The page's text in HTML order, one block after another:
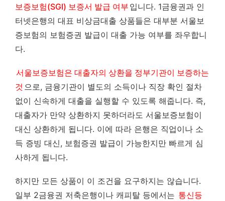
보증보험(SGI) 보증서 발급 여부 입니다. 1금융권과 인
터넷은행의 대표 비상금대출 상품들은 대부분 서울보
증보험의 보험증권 발급이 대출 가능 여부를 좌우합니
다.
서울보증보험은 대출자의 상환을 정부기관이 보증하는
것 으로, 금융기관이 별도의 소득이나 직장 확인 절차
없이 신속하게 대출을 실행할 수 있도록 해줍니다. 즉,
대출자가 만약 상환하지 못하더라도 서울보증보험이
대신 상환하게 됩니다. 이에 따라 은행은 직업이나 소
득 증빙 대신, 보험증권 발급이 가능한지만 빠르게 심
사하게 됩니다.
하지만 모든 상품이 이 조건을 요구하지는 않습니다.
일부 2금융권 저축은행이나 캐피탈 등에서는 통신등